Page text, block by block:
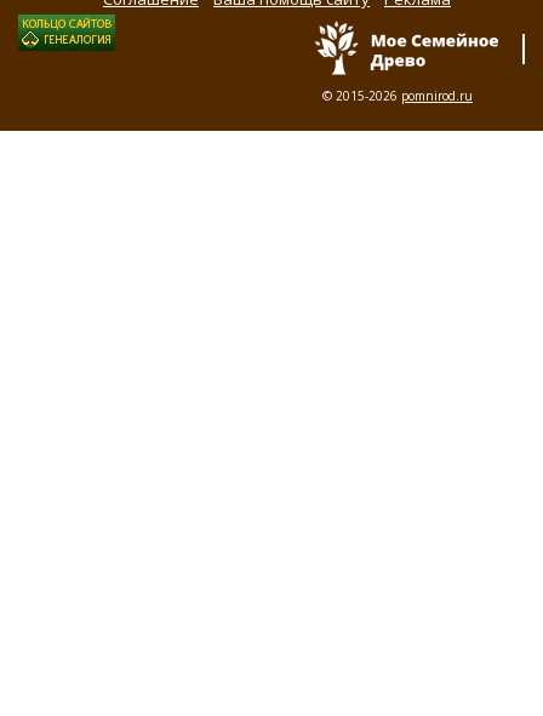
© 2015-2026 pomnirod.ru